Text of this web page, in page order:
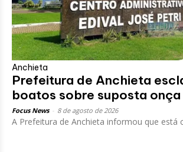
Anchieta
Prefeitura de Anchieta
boatos sobre suposta
Focus News 8 de agosto de 2026
A Prefeitura de Anchieta informou que está